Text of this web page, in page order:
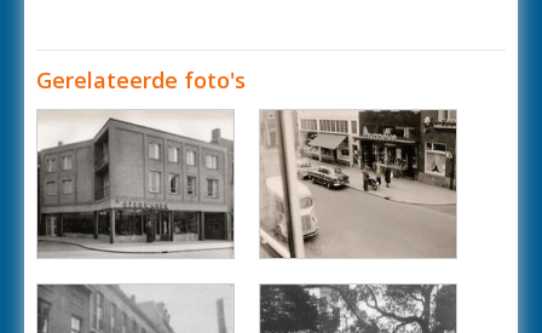
Gerelateerde foto's